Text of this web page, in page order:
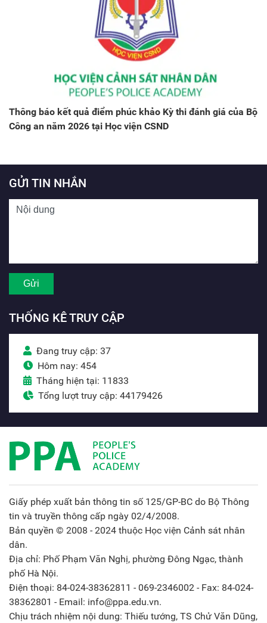
Thông báo kết quả điểm phúc khảo Kỳ thi đánh giá của Bộ
Công an năm 2026 tại Học viện CSND
GỬI TIN NHẮN
THỐNG KÊ TRUY CẬP
Đang truy cập: 37
Hôm nay: 454
Tháng hiện tại: 11833
Tổng lượt truy cập: 44179426
Giấy phép xuất bản thông tin số 125/GP-BC do Bộ Thông
tin và truyền thông cấp ngày 02/4/2008.
Bản quyền © 2008 - 2024 thuộc Học viện Cảnh sát nhân
dân.
Địa chỉ: Phố Phạm Văn Nghị, phường Đông Ngạc, thành
phố Hà Nội.
Điện thoại: 84-024-38362811 - 069-2346002 - Fax: 84-024-
38362801 - Email: info@ppa.edu.vn.
Chịu trách nhiệm nội dung: Thiếu tướng, TS Chử Văn Dũng,